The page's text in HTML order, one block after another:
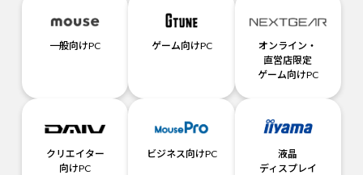
一般向けPC ゲーム向けPC
オンライン・
直営店限定
ゲーム向けPC
クリエイター
向けPC
ビジネス向けPC
液晶
ディスプレイ